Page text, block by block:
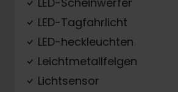
LED-Tagfahrlicht
LED-heckleuchten
Leichtmetallfelgen
Lichtsensor